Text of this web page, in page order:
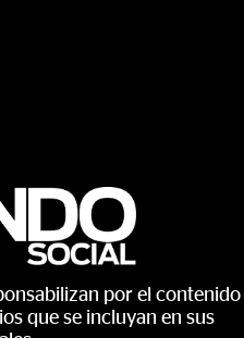
por el contenido
que se incluyan en sus